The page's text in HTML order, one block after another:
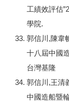
工績效評估
學院.
郭信川,陳韋
十八屆中國
台灣基隆
郭信川,王清
中國造船暨